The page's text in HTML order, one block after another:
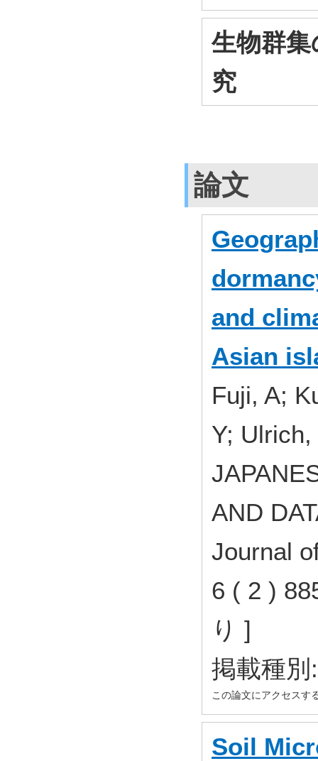
生物群
究
論文
and
Asian
Fuji, A;
Y;
AND
Journal
6 ( 2 )
り ]
掲載種
この論文にアクセスす
Soil